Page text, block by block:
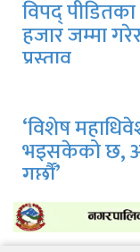
विपद्
हजार जम्मा
प्रस्ताव
‘विशेष
भइसकेको छ,
गर्छौं’